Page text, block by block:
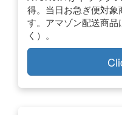
得。当日お急ぎ便対
す。アマゾン配送商
く）。